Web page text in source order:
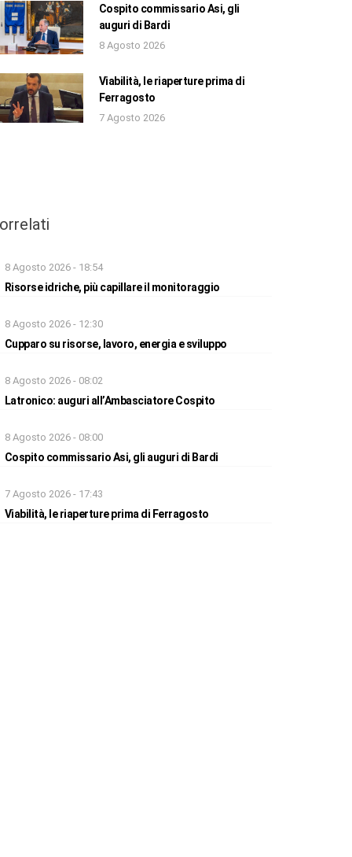
Cospito commissario Asi, gli
auguri di Bardi
8 Agosto 2026
Viabilità, le riaperture prima di
Ferragosto
7 Agosto 2026
8 Agosto 2026 - 18:54
Risorse idriche, più capillare il monitoraggio
8 Agosto 2026 - 12:30
Cupparo su risorse, lavoro, energia e sviluppo
8 Agosto 2026 - 08:02
Latronico: auguri all’Ambasciatore Cospito
8 Agosto 2026 - 08:00
Cospito commissario Asi, gli auguri di Bardi
7 Agosto 2026 - 17:43
Viabilità, le riaperture prima di Ferragosto